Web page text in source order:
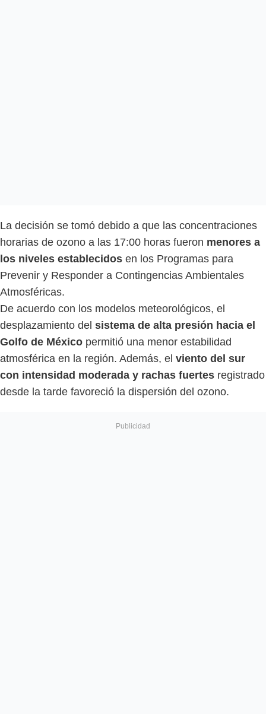
La decisión se tomó debido a que las concentraciones
horarias de ozono a las 17:00 horas fueron menores a
los niveles establecidos en los Programas para
Prevenir y Responder a Contingencias Ambientales
Atmosféricas.
De acuerdo con los modelos meteorológicos, el
desplazamiento del sistema de alta presión hacia el
Golfo de México permitió una menor estabilidad
atmosférica en la región. Además, el viento del sur
con intensidad moderada y rachas fuertes registrado
desde la tarde favoreció la dispersión del ozono.